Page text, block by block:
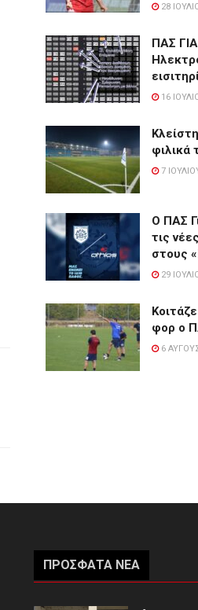
28
ΠΑΣ
16
φιλικά
7
Ο ΠΑΣ
τις
στους
29
φορ ο
6
ΠΡΌΣΦΑΤΑ ΝΈΑ